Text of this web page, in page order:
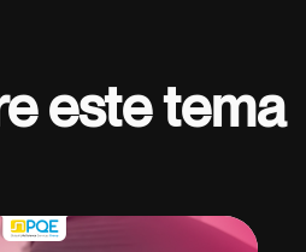
este tema